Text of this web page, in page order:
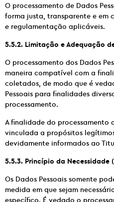
O processamento de Dados
forma justa, transparente e em
e regulamentação aplicáveis.
5.5.2. Limitação e Adequação
O processamento dos Dados
maneira compatível com a
coletados, de modo que é
Pessoais para finalidades
processamento.
A finalidade do processamento
vinculada a propósitos
devidamente informados ao
5.5.3. Princípio da Necessidade
Os Dados Pessoais somente
medida em que sejam
específico. É vedado o